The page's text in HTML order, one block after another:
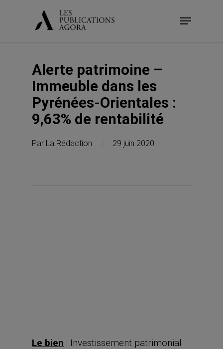
Menu
Alerte patrimoine –
Immeuble dans les
Pyrénées-Orientales :
9,63% de rentabilité
Par La Rédaction 29 juin 2020
Le bien : Investissement patrimonial